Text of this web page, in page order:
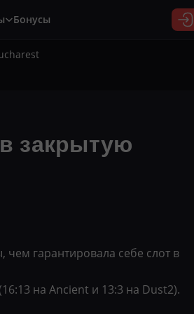
Бонусы
закрытую
гарантировала себе слот в
на Ancient и 13:3 на Dust2).